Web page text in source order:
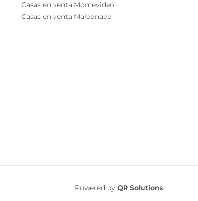
Casas en venta Montevideo
Casas en venta Maldonado
Powered by QR Solutions